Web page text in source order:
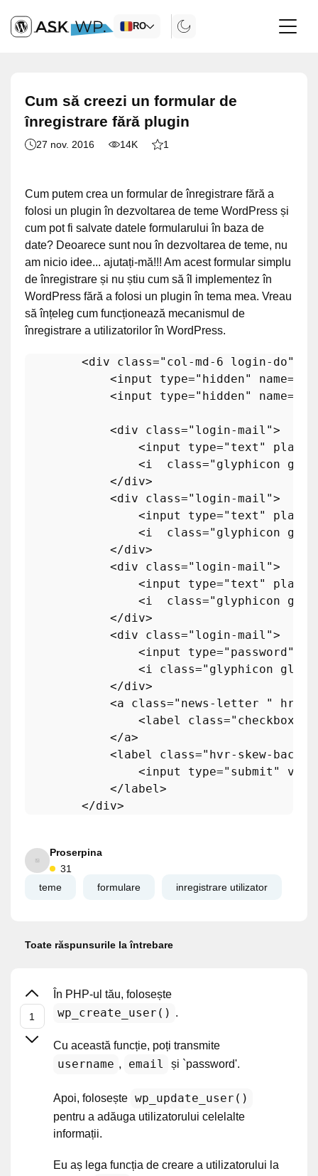
RO
Cum să creezi un formular de
înregistrare fără plugin
27 nov. 2016 14K 1
Cum putem crea un formular de înregistrare fără a
folosi un plugin în dezvoltarea de teme WordPress și
cum pot fi salvate datele formularului în baza de
date? Deoarece sunt nou în dezvoltarea de teme, nu
am nicio idee... ajutați-mă!!! Am acest formular simplu
de înregistrare și nu știu cum să îl implementez în
WordPress fără a folosi un plugin în tema mea. Vreau
să înțeleg cum funcționează mecanismul de
înregistrare a utilizatorilor în WordPress.
<div class="col-md-6 login-do"
<input type="hidden" name=
<input type="hidden" name=
<div class="login-mail">
<input type="text"
<i class="glyphicon
</div>
<div class="login-mail">
<input type="text"
<i class="glyphicon
</div>
<div class="login-mail">
<input type="text"
<i class="glyphicon
</div>
<div class="login-mail">
<input type="password"
<i class="glyphicon
</div>
<a class="news-letter " href
<label class="checkbox1"
</a>
<label class="hvr-skew-
<input type="submit"
</label>
</div>
Proserpina
31
teme
formulare inregistrare utilizator
Toate răspunsurile la întrebare
În PHP-ul tău, folosește
wp_create_user() .
Cu această funcție, poți transmite
username , email și `password'.
Apoi, folosește wp_update_user()
pentru a adăuga utilizatorului celelalte
informații.
Eu aș lega funcția de creare a utilizatorului la